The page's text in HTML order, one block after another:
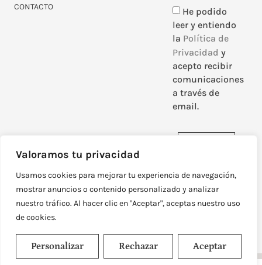
Valoramos tu privacidad
Usamos cookies para mejorar tu experiencia de navegación,
mostrar anuncios o contenido personalizado y analizar
nuestro tráfico. Al hacer clic en "Aceptar", aceptas nuestro uso
de cookies.
Personalizar Rechazar Aceptar
CONTACTO
He podido
leer y entiendo
la Política de
Privacidad y
acepto recibir
comunicaciones
a través de
email.
© TODOS LOS DERECHOS RESERVADOS
AVISO LEGAL